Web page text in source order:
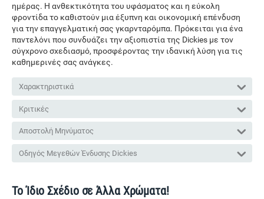
ημέρας. Η ανθεκτικότητα του υφάσματος και η εύκολη
φροντίδα το καθιστούν μια έξυπνη και οικονομική επένδυση
για την επαγγελματική σας γκαρνταρόμπα. Πρόκειται για ένα
παντελόνι που συνδυάζει την αξιοπιστία της Dickies με τον
σύγχρονο σχεδιασμό, προσφέροντας την ιδανική λύση για τις
καθημερινές σας ανάγκες.
Χαρακτηριστικά
Κριτικές
Αποστολή Μηνύματος
Οδηγός Μεγεθών Ένδυσης Dickies
Το Ίδιο Σχέδιο σε Άλλα Χρώματα!